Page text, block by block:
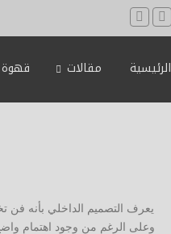
الرئيسية مقالات
يعرف التصميم الداخلي بأنه فن
وعلى الرغم من وجود اهتمام